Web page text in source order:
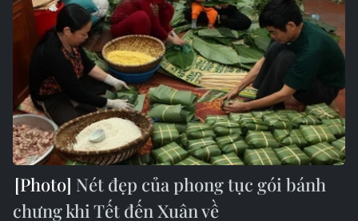
Nét đẹp của phong tục gói bánh
chưng khi Tết đến Xuân về